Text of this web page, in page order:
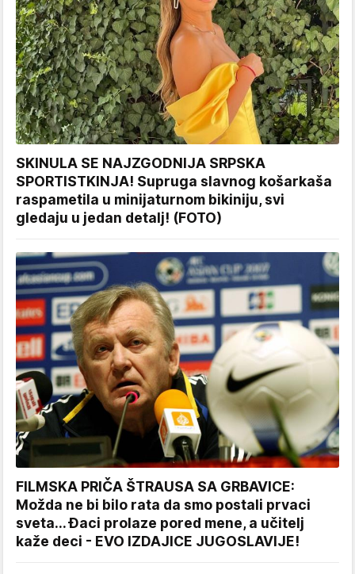
SKINULA SE NAJZGODNIJA SRPSKA
SPORTISTKINJA! Supruga slavnog košarkaša
raspametila u minijaturnom bikiniju, svi
gledaju u jedan detalj! (FOTO)
FILMSKA PRIČA ŠTRAUSA SA GRBAVICE:
Možda ne bi bilo rata da smo postali prvaci
sveta... Đaci prolaze pored mene, a učitelj
kaže deci - EVO IZDAJICE JUGOSLAVIJE!